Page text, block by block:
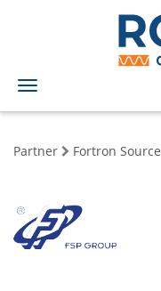
Toggle
navigation
Partner Fortron Source